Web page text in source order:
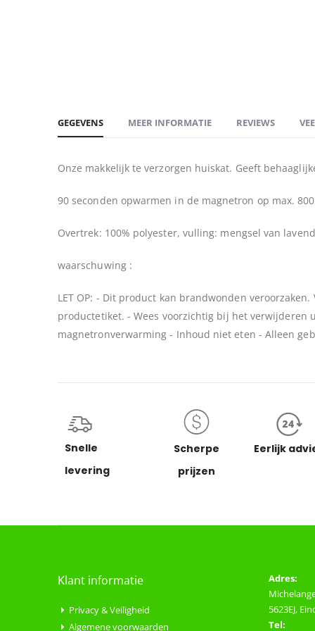
GEGEVENS
Onze makkelijk te verzorgen huiskat. Geeft
90 seconden opwarmen in de magnetron op max.
Overtrek: 100% polyester, vulling: mengsel van
waarschuwing :
LET OP: - Dit product kan brandwonden
productetiket. - Wees voorzichtig bij het
magnetronverwarming - Inhoud niet eten - Alleen
MEER INFORMATIE REVIEWS
Snelle
levering
Scherpe
prijzen
Eerlijk
Klant informatie
Privacy & Veiligheid
Algemene voorwaarden
Adres:
5623EJ,
Tel: